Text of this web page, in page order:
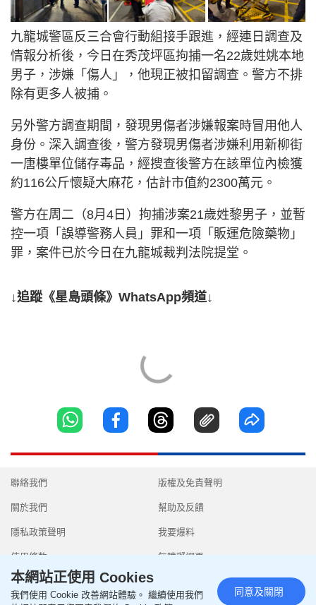
九龍城警區反三合會行動組接手跟進，經連日調查及
情報分析後，今日在秀茂坪區拘捕一名22歲姓姚本地
男子，涉嫌「傷人」，他現正被扣留調查。警方不排
除有更多人被捕。
另外警方調查期間，發現男傷者涉嫌報案時冒用他人
身份。深入調查後，警方發現男傷者涉嫌利用新柳街
一唐樓單位儲存毒品，經搜查後警方在該單位內檢獲
約116公斤懷疑大麻花，估計市值約2300萬元。
警方在周二（8月4日）拘捕涉案21歲姓黎男子，並暫
控一項「誤導警務人員」罪和一項「販運危險藥物」
罪，案件已於今日在九龍城裁判法院提堂。
↓追蹤《星島頭條》WhatsApp頻道↓
聯絡我們
關於我們
隱私政策聲明
使用條款
版權及免責聲明
幫助及反饋
我要爆料
無障礙網頁
本網站正使用 Cookies
我們使用 Cookie 改善網站體驗。 繼續使用我們
同意及關閉